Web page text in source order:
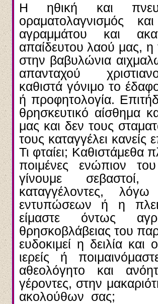
Η ηθική και
οραματολαγνισμός
αγραμμάτου και
απαίδευτου λαού μας, η
στην βαβυλώνια
απανταχού
καθιστά γόνιμο το
ή προφητολογία.
θρησκευτικό αίσθημα
μας και δεν τους
τους καταγγέλει κανείς
Τι φταίει; Καθιστάμεθα
ποιμένες ενώπιον
γίνουμε
καταγγέλοντες,
εντυπώσεων ή η
είμαστε όντως
θρησκοβλάβειας του
ευδοκιμεί η δειλία
ιερείς ή
αθεολόγητο και
γέροντες, στην
ακολούθων σας;